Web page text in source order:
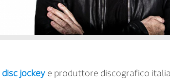
disc jockeye produttore discografico